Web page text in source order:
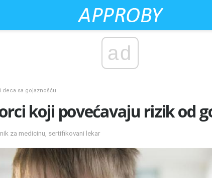
ad
deca sa gojaznošću
koji povećavaju rizik od
za medicinu, sertifikovani lekar